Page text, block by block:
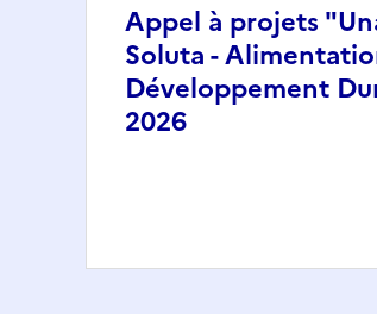
Appel à projets
Soluta -
Développement
2026